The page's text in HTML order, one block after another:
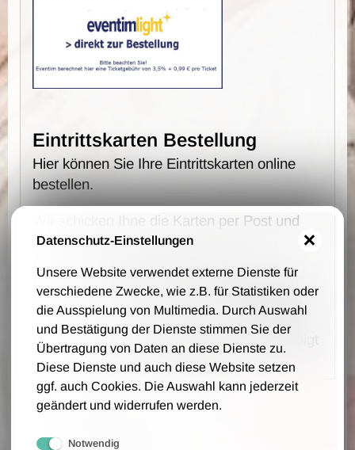
Eintrittskarten Bestellung
Hier können Sie Ihre Eintrittskarten online
bestellen.
Wir schicken Ihne die Karten per Post und
auf Rechnung zu.
Bearbeitungsgebühren an - wir berechnen
lediglich 1,00 € Portokosten pro Bestellung.
Die Bestellung, Lieferung und Zahlung erfolgt
auf Grundlage unsere AGB.
Ihre Daten
Firmenname (optional)
Datenschutz-Einstellungen
Unsere Website verwendet externe Dienste für
verschiedene Zwecke, wie z.B. für Statistiken oder
die Ausspielung von Multimedia. Durch Auswahl
und Bestätigung der Dienste stimmen Sie der
Übertragung von Daten an diese Dienste zu.
Diese Dienste und auch diese Website setzen
ggf. auch Cookies. Die Auswahl kann jederzeit
geändert und widerrufen werden.
Notwendig